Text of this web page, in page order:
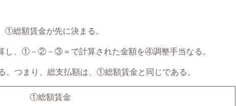
①総額賃金が先に決まる。
し、①－②－③＝で計算された金額を④調整手当なる。
つまり、総支払額は、①総額賃金と同じである。
①総額賃金